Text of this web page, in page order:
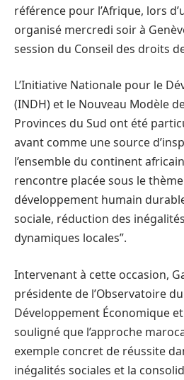
référence pour l’Afrique, lors
organisé mercredi soir à
session du Conseil des droits
L’Initiative Nationale pour le
(INDH) et le Nouveau Modèle
Provinces du Sud ont été
avant comme une source
l’ensemble du continent
rencontre placée sous le thème
développement humain
sociale, réduction des
dynamiques locales”.
Intervenant à cette occasion,
présidente de l’Observatoire
Développement Économique et
souligné que l’approche
exemple concret de réussite
inégalités sociales et la